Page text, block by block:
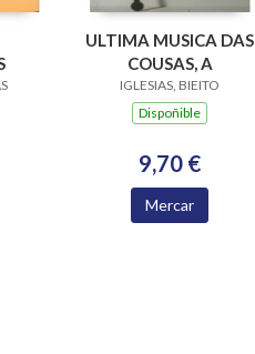
ULTIMA MUSICA DAS
COUSAS, A
IGLESIAS, BIEITO
Dispoñible
9,70 €
Mercar